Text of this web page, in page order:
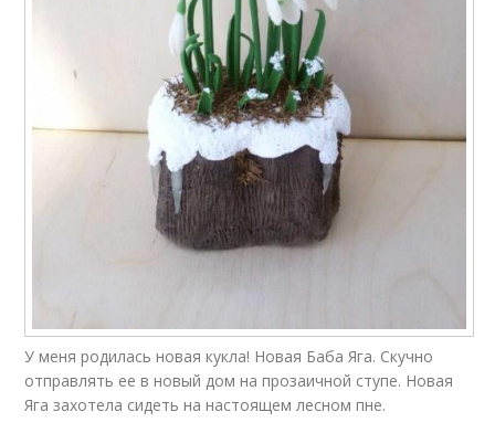
У меня родилась новая кукла! Новая Баба Яга. Скучно
отправлять ее в новый дом на прозаичной ступе. Новая
Яга захотела сидеть на настоящем лесном пне.